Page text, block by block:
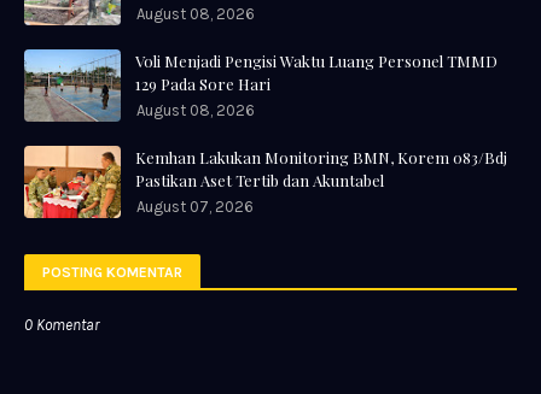
August 08, 2026
Voli Menjadi Pengisi Waktu Luang Personel TMMD
129 Pada Sore Hari
August 08, 2026
Kemhan Lakukan Monitoring BMN, Korem 083/Bdj
Pastikan Aset Tertib dan Akuntabel
August 07, 2026
POSTING KOMENTAR
0 Komentar